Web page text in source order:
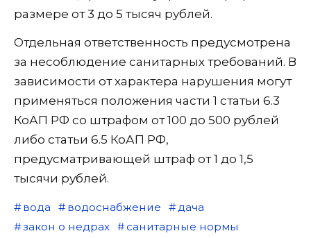
размере от 3 до 5 тысяч рублей.
Отдельная ответственность предусмотрена
за несоблюдение санитарных требований. В
зависимости от характера нарушения могут
применяться положения части 1 статьи 6.3
КоАП РФ со штрафом от 100 до 500 рублей
либо статьи 6.5 КоАП РФ,
предусматривающей штраф от 1 до 1,5
тысячи рублей.
вода водоснабжение
дача
закон о недрах
санитарные нормы